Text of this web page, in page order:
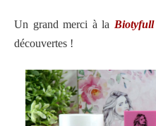
Un grand merci à la
découvertes !